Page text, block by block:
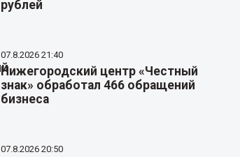
рублей
07.8.2026 21:40
Нижегородский центр «Честный
знак» обработал 466 обращений
бизнеса
07.8.2026 20:50